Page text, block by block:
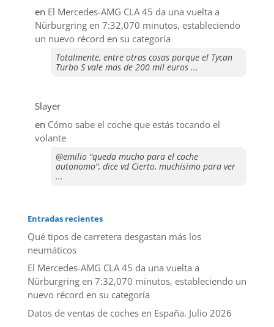
en El Mercedes-AMG CLA 45 da una vuelta a
Nürburgring en 7:32,070 minutos, estableciendo
un nuevo récord en su categoría
Totalmente, entre otras cosas porque el Tycan
Turbo S vale mas de 200 mil euros ...
Slayer
en ​Cómo sabe el coche que estás tocando el
volante
@emilio "queda mucho para el coche
autonomo", dice vd Cierto, muchisimo para ver
...
Entradas recientes
Qué tipos de carretera desgastan más los
neumáticos
El Mercedes-AMG CLA 45 da una vuelta a
Nürburgring en 7:32,070 minutos, estableciendo un
nuevo récord en su categoría
Datos de ventas de coches en España. Julio 2026